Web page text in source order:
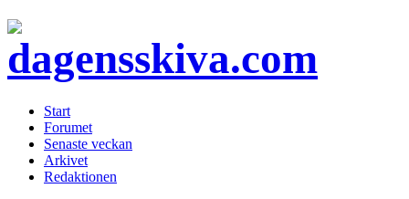
Start
Forumet
Senaste veckan
Arkivet
Redaktionen